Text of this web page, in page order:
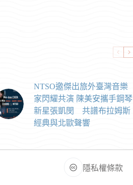
NTSO邀傑出旅外臺灣音樂
家閃耀共演 陳美安攜手鋼琴
新星張凱閔 共譜布拉姆斯
經典與北歐聲響
隱私權條款